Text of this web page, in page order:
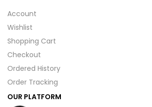
Account
Wishlist
Shopping Cart
Checkout
Ordered History
Order Tracking
OUR PLATFORM